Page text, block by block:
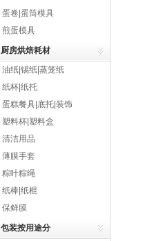
蛋卷|蛋筒模具
煎蛋模具
厨房烘焙耗材
油纸|锡纸|蒸笼纸
纸杯|纸托
蛋糕餐具|底托|装饰
塑料杯|塑料盒
清洁用品
薄膜手套
粽叶粽绳
纸棒|纸棍
保鲜膜
包装按用途分